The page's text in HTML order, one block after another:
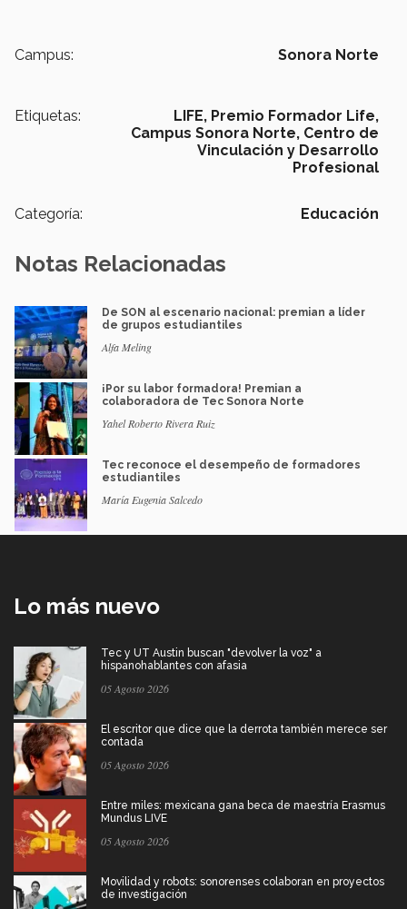
Campus: Sonora Norte
Etiquetas: LIFE, Premio Formador Life,
Campus Sonora Norte, Centro de
Vinculación y Desarrollo
Profesional
Categoría: Educación
Notas Relacionadas
De SON al escenario nacional: premian a líder
de grupos estudiantiles
Alfa Meling
¡Por su labor formadora! Premian a
colaboradora de Tec Sonora Norte
Yahel Roberto Rivera Ruiz
Tec reconoce el desempeño de formadores
estudiantiles
María Eugenia Salcedo
Lo más nuevo
Tec y UT Austin buscan "devolver la voz" a
hispanohablantes con afasia
05 Agosto 2026
El escritor que dice que la derrota también merece ser
contada
05 Agosto 2026
Entre miles: mexicana gana beca de maestría Erasmus
Mundus LIVE
05 Agosto 2026
Movilidad y robots: sonorenses colaboran en proyectos
de investigación